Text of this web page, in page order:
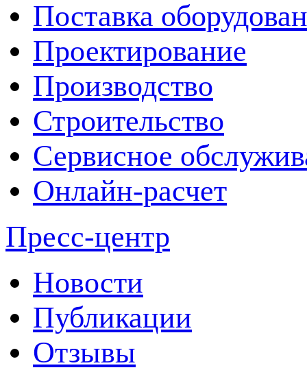
Поставка
Проектирование
Производство
Строительство
Сервисное
Онлайн-расчет
Пресс-центр
Новости
Публикации
Отзывы